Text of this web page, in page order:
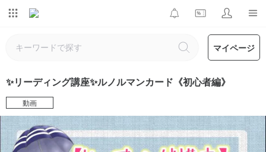
マイページ
✨リーディング講座✨ルノルマンカード《初心者編》
動画